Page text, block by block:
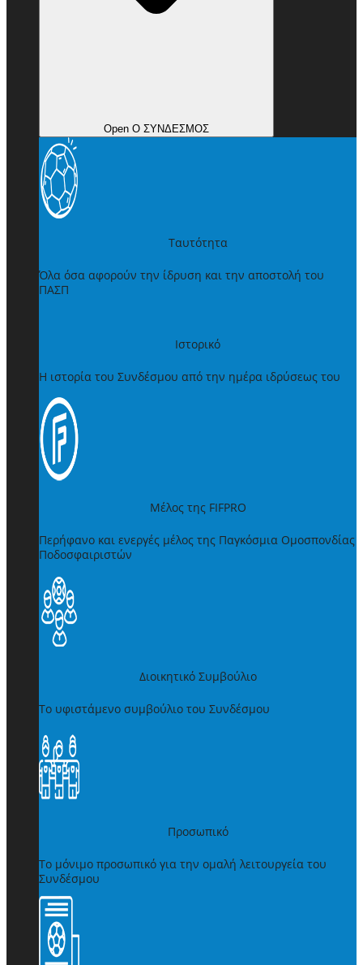
Open Ο ΣΥΝΔΕΣΜΟΣ
Ταυτότητα
Όλα όσα αφορούν την ίδρυση και την αποστολή του
ΠΑΣΠ
Ιστορικό
Η ιστορία του Συνδέσμου από την ημέρα ιδρύσεως του
Μέλος της FIFPRO
Περήφανο και ενεργές μέλος της Παγκόσμια Ομοσπονδίας
Ποδοσφαιριστών
Διοικητικό Συμβούλιο
Το υφιστάμενο συμβούλιο του Συνδέσμου
Προσωπικό
Το μόνιμο προσωπικό για την ομαλή λειτουργεία του
Συνδέσμου